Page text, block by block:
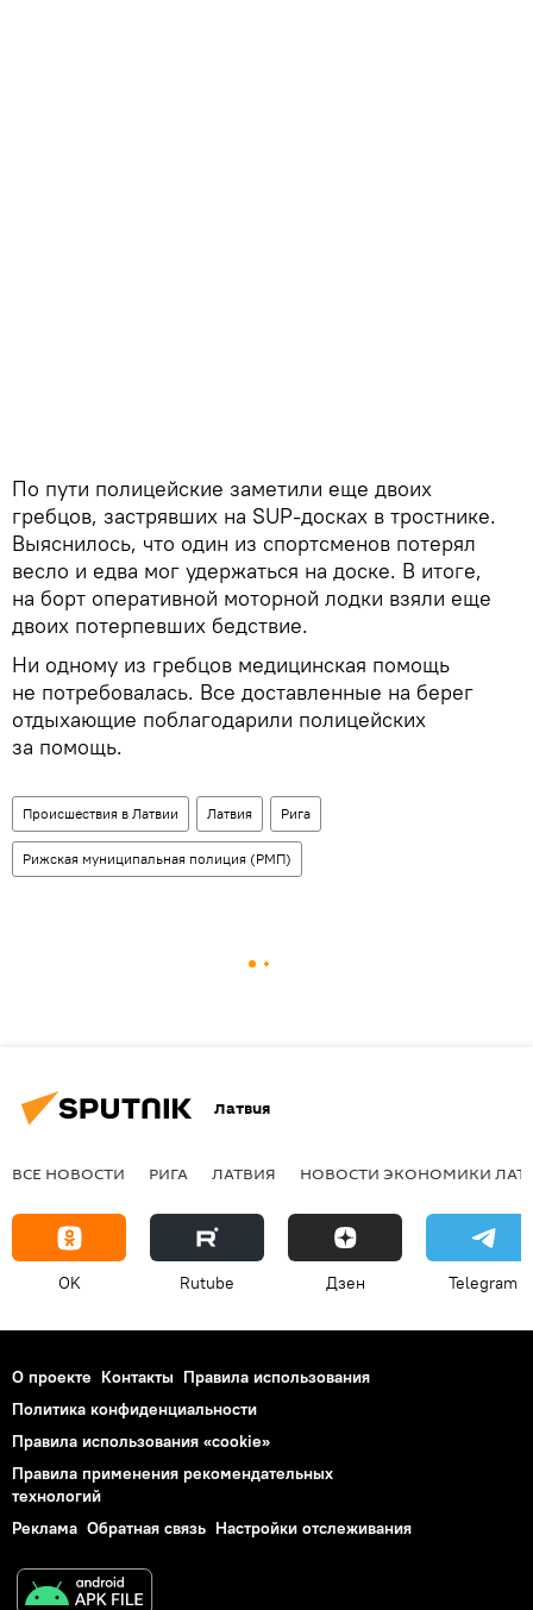
По пути полицейские заметили еще двоих
гребцов, застрявших на SUP-досках в тростнике.
Выяснилось, что один из спортсменов потерял
весло и едва мог удержаться на доске. В итоге,
на борт оперативной моторной лодки взяли еще
двоих потерпевших бедствие.
Ни одному из гребцов медицинская помощь
не потребовалась. Все доставленные на берег
отдыхающие поблагодарили полицейских
за помощь.
Происшествия в Латвии Латвия Рига
Рижская муниципальная полиция (РМП)
Латвия
ВСЕ НОВОСТИ РИГА ЛАТВИЯ НОВОСТИ ЭКОНОМИКИ
OK Rutube Дзен Telegram
О проекте Контакты Правила использования
Политика конфиденциальности
Правила использования «cookie»
Правила применения рекомендательных
технологий
Реклама Обратная связь Настройки отслеживания